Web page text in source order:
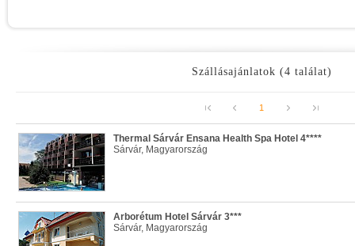
Szállásajánlatok (4 találat)
1
Thermal Sárvár Ensana Health Spa Hotel 4****
Sárvár, Magyarország
Arborétum Hotel Sárvár 3***
Sárvár, Magyarország